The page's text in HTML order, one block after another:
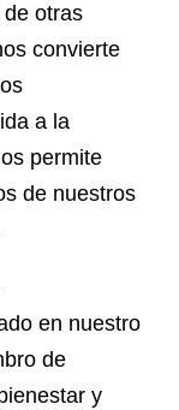
otras
convierte
a la
permite
de nuestros
en nuestro
de
y